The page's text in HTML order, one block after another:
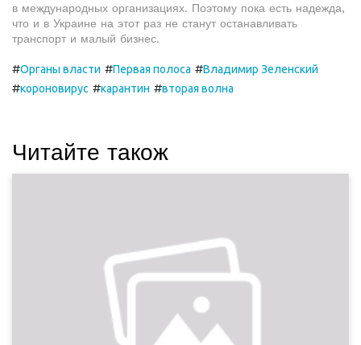
в международных организациях. Поэтому пока есть надежда,
что и в Украине на этот раз не станут останавливать
транспорт и малый бизнес.
#Органы власти #Первая полоса #Владимир Зеленский
#короновирус #карантин #вторая волна
Читайте також